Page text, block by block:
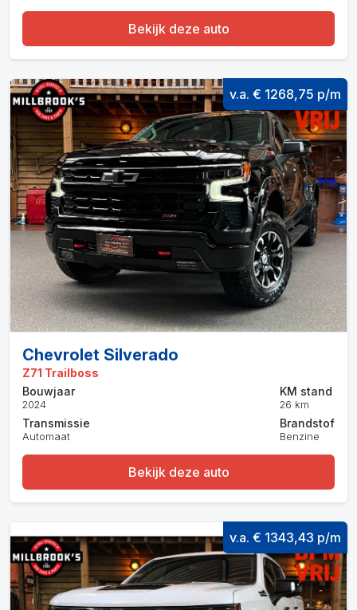
Bekijk deze auto
v.a. € 1268,75 p/m
Chevrolet Silverado
Z71 Trailboss
Bouwjaar
2024
Transmissie
Automaat
KM stand
26 km
Brandstof
Benzine
Bekijk deze auto
v.a. € 1343,43 p/m